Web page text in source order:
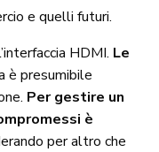
e quelli futuri.
HDMI. Le
è presumibile
Per gestire un
è
per altro che